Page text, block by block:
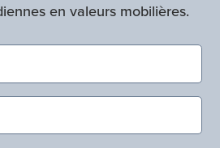
en valeurs mobilières.